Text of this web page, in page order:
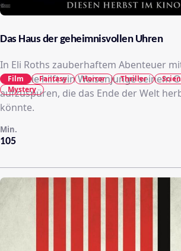
Das Haus der geheimnisvollen Uhren
In Eli Roths zauberhaftem Abenteuer
Garantie hilft ein Waisenjunge seinem
aufzuspüren, die das Ende der Welt
könnte.
105
Min.
Film Fantasy Horror Thriller
Mystery